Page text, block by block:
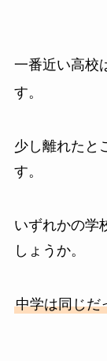
一番近い高校
す。
少し離れたと
す。
いずれかの学
しょうか。
中学は同じだ